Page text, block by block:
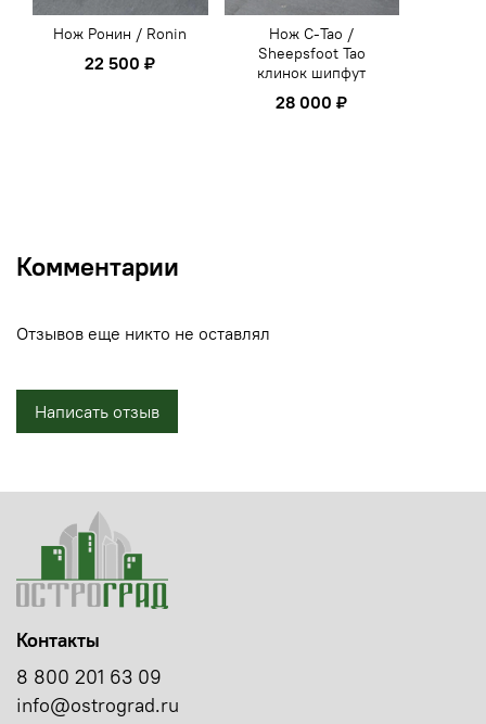
Нож Ронин / Ronin
22 500 ₽
Нож С-Тао /
Sheepsfoot Tao
клинок шипфут
28 000 ₽
Комментарии
Отзывов еще никто не оставлял
Написать отзыв
Контакты
8 800 201 63 09
info@ostrograd.ru